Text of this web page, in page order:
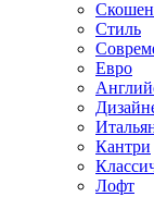
Стиль
Евро
Кантри
Лофт